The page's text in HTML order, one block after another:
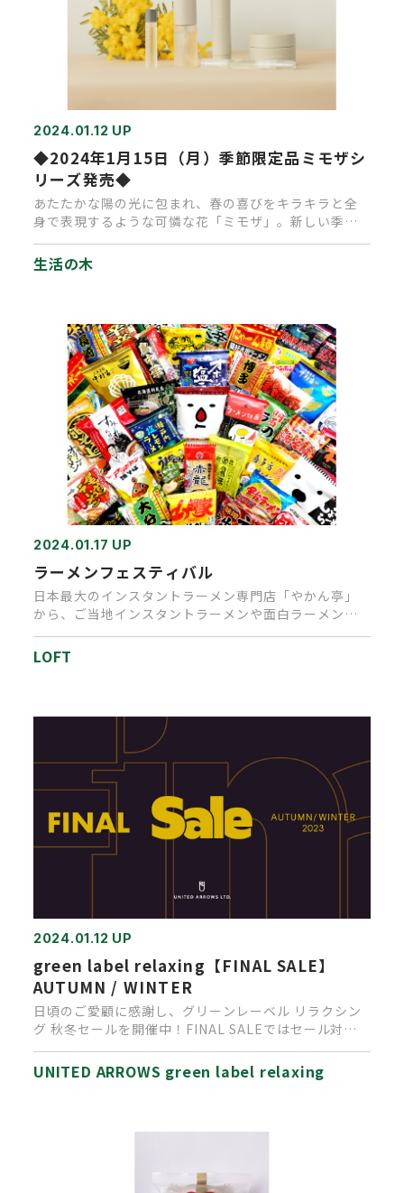
2024.01.12 UP
◆2024年1月15日（月）季節限定品ミモザシ
リーズ発売◆
あたたかな陽の光に包まれ、春の喜びをキラキラと全
身で表現するような可憐な花「ミモザ」。新しい季節
生活の木
2024.01.17 UP
ラーメンフェスティバル
日本最大のインスタントラーメン専門店「やかん亭」
から、ご当地インスタントラーメンや面白ラーメンが
期間限定で、高松ロフトに…
LOFT
2024.01.12 UP
green label relaxing【FINAL SALE】
AUTUMN / WINTER
日頃のご愛顧に感謝し、グリーンレーベル リラクシン
グ 秋冬セールを開催中！FINAL SALEではセール対象
品を新たに追…
UNITED ARROWS green label relaxing